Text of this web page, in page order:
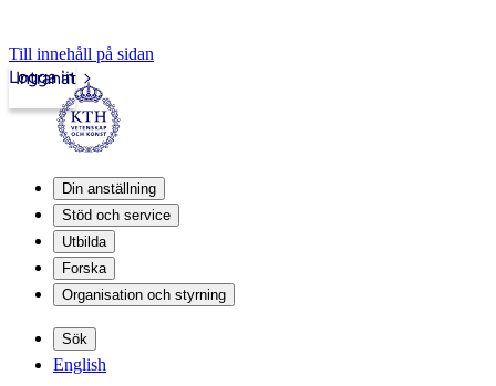
Till innehåll på sidan
Intranät
Logga in
Din anställning
Stöd och service
Utbilda
Forska
Organisation och styrning
Sök
English